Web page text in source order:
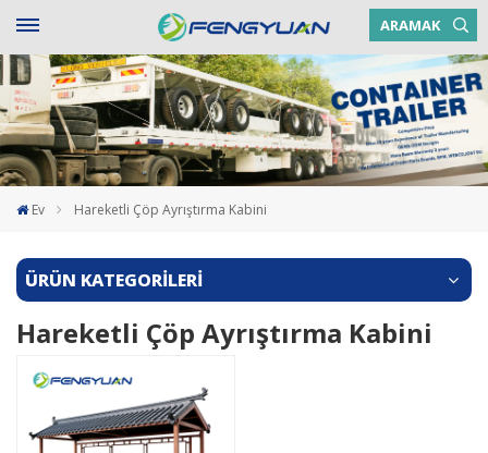
ARAMAK
Ev Hareketli Çöp Ayrıştırma Kabini
ÜRÜN KATEGORİLERİ
Hareketli Çöp Ayrıştırma Kabini